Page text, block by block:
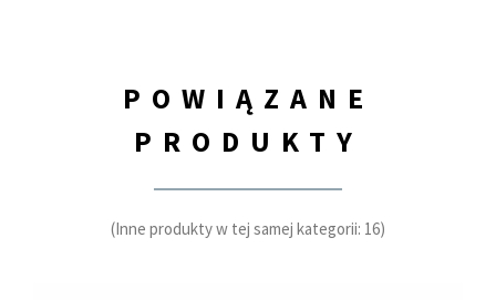
POWIĄZANE
PRODUKTY
(Inne produkty w tej samej kategorii: 16)